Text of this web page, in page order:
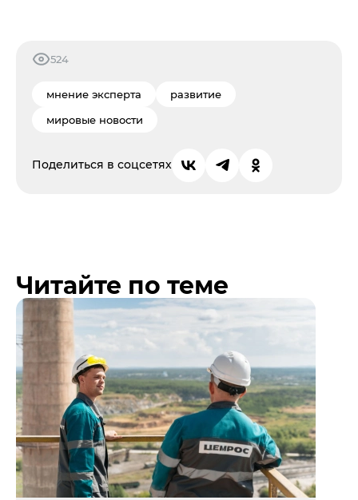
524
мнение эксперта
развитие
мировые новости
Поделиться в соцсетях
Читайте по теме